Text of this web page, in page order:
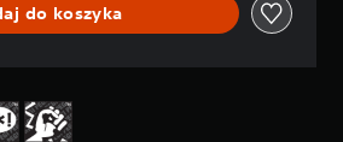
do koszyka